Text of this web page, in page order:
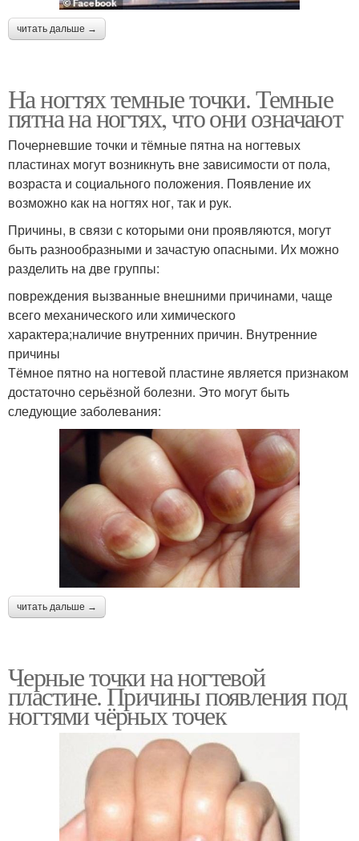
читать дальше →
На ногтях темные точки. Темные
пятна на ногтях, что они означают
Почерневшие точки и тёмные пятна на ногтевых
пластинах могут возникнуть вне зависимости от пола,
возраста и социального положения. Появление их
возможно как на ногтях ног, так и рук.
Причины, в связи с которыми они проявляются, могут
быть разнообразными и зачастую опасными. Их можно
разделить на две группы:
повреждения вызванные внешними причинами, чаще
всего механического или химического
характера;наличие внутренних причин. Внутренние
причины
Тёмное пятно на ногтевой пластине является признаком
достаточно серьёзной болезни. Это могут быть
следующие заболевания:
читать дальше →
Черные точки на ногтевой
пластине. Причины появления под
ногтями чёрных точек